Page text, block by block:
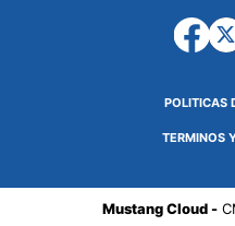
POLITICAS
TERMINOS
Mustang Cloud -